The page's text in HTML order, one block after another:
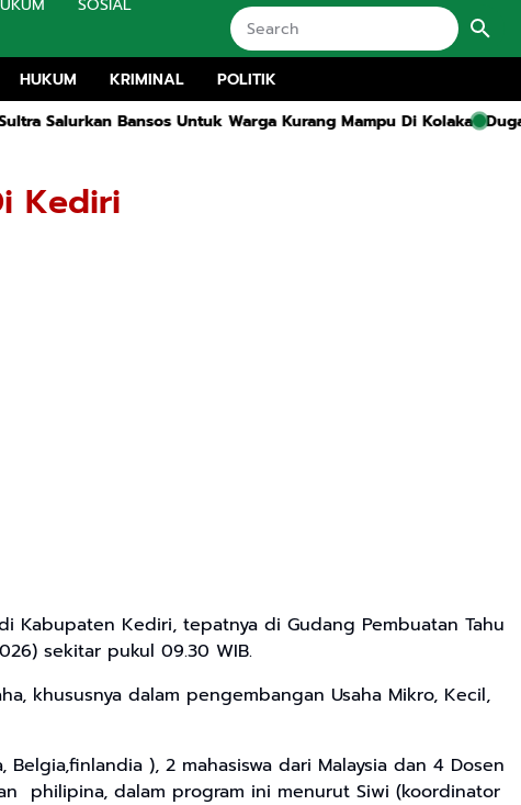
HUKUM KRIMINAL
POLITIK
Untuk Warga Kurang Mampu Di Kolaka Dugaan Proyek
Kediri
Kabupaten Kediri, tepatnya di Gudang Pembuatan Tahu
sekitar pukul 09.30 WIB.
khususnya dalam pengembangan Usaha Mikro, Kecil,
), 2 mahasiswa dari Malaysia dan 4 Dosen
philipina, dalam program ini menurut Siwi (koordinator